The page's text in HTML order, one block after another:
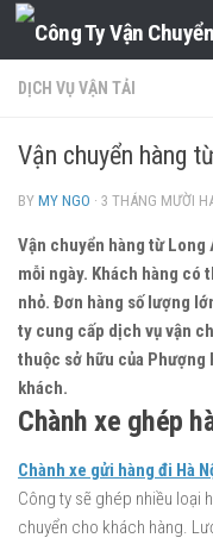
Skip to content
DỊCH VỤ VẬN TẢI
Vận chuyển hàng
BY MY NGO · 3 THÁNG MƯỜI
Vận chuyển hàng từ Long
mỗi ngày. Khách hàng có
nhỏ. Đơn hàng số lượng
ty cung cấp dịch vụ vận
thuộc sở hữu của
khách.
Chành xe ghép
Chành xe gửi hàng đi Hà
Công ty sẽ ghép nhiều loại
chuyển cho khách hàng.